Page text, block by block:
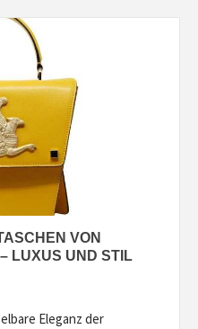
VON
LUXUS UND STIL
Eleganz der